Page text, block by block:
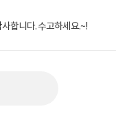
합니다. 수고하세요.~!